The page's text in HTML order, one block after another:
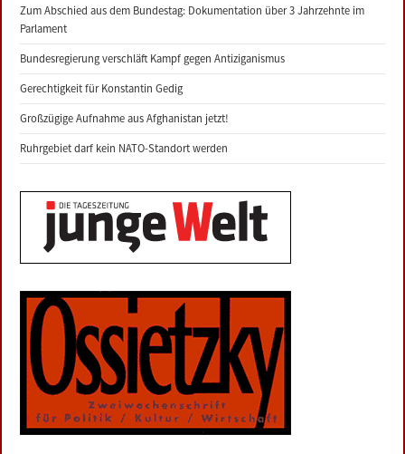
Zum Abschied aus dem Bundestag: Dokumentation über 3 Jahrzehnte im
Parlament
Bundesregierung verschläft Kampf gegen Antiziganismus
Gerechtigkeit für Konstantin Gedig
Großzügige Aufnahme aus Afghanistan jetzt!
Ruhrgebiet darf kein NATO-Standort werden